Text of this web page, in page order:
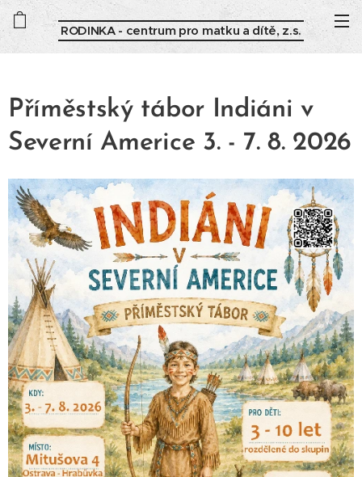
RODINKA - centrum pro matku a dítě, z.s.
Příměstský tábor Indiáni v
Severní Americe 3. - 7. 8. 2026